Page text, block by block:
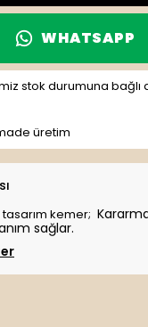
WHATSAPP
stok durumuna bağlı
üretim
kemer; K
sağlar.